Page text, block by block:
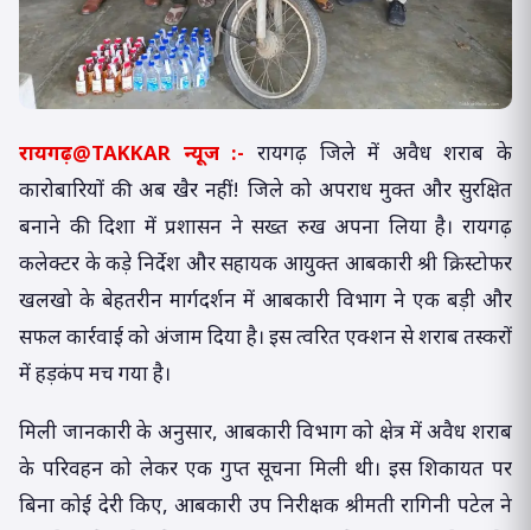
रायगढ़@TAKKAR न्यूज :- रायगढ़ जिले में अवैध शराब के
कारोबारियों की अब खैर नहीं! जिले को अपराध मुक्त और सुरक्षित
बनाने की दिशा में प्रशासन ने सख्त रुख अपना लिया है। रायगढ़
कलेक्टर के कड़े निर्देश और सहायक आयुक्त आबकारी श्री क्रिस्टोफर
खलखो के बेहतरीन मार्गदर्शन में आबकारी विभाग ने एक बड़ी और
सफल कार्रवाई को अंजाम दिया है। इस त्वरित एक्शन से शराब तस्करों
में हड़कंप मच गया है।
मिली जानकारी के अनुसार, आबकारी विभाग को क्षेत्र में अवैध शराब
के परिवहन को लेकर एक गुप्त सूचना मिली थी। इस शिकायत पर
बिना कोई देरी किए, आबकारी उप निरीक्षक श्रीमती रागिनी पटेल ने